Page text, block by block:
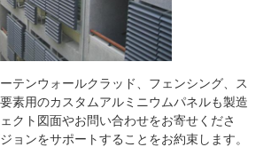
テンウォールクラッド、フェンシング、ス
素用のカスタムアルミニウムパネルも製造
クト図面やお問い合わせをお寄せくださ
ョンをサポートすることをお約束します。